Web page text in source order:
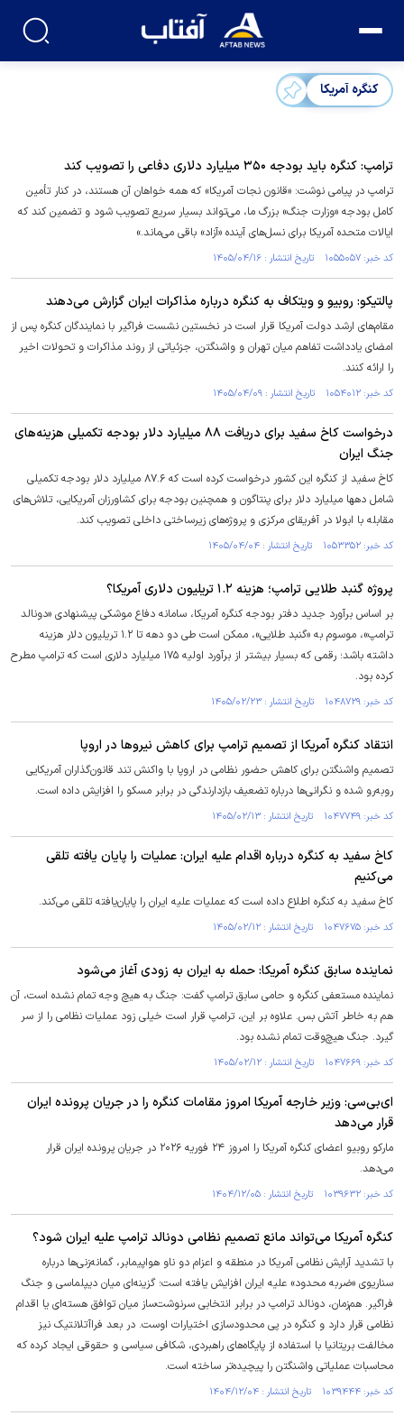
کنگره آمریکا
ترامپ: کنگره باید بودجه ۳۵۰ میلیارد دلاری دفاعی را تصویب کند
ترامپ در پیامی نوشت: «قانون نجات آمریکا» که همه خواهان آن هستند، در کنار تأمین
کامل بودجه «وزارت جنگ» بزرگ ما، می‌تواند بسیار سریع تصویب شود و تضمین کند که
ایالات متحده آمریکا برای نسل‌های آینده «آزاد» باقی می‌ماند.»
کد خبر: ۱۰۵۵۰۵۷ تاریخ انتشار : ۱۴۰۵/۰۴/۱۶
پالتیکو: روبیو و ویتکاف به کنگره درباره مذاکرات ایران گزارش می‌دهند
مقام‌های ارشد دولت آمریکا قرار است در نخستین نشست فراگیر با نمایندگان کنگره پس از
امضای یادداشت تفاهم میان تهران و واشنگتن، جزئیاتی از روند مذاکرات و تحولات اخیر
را ارائه کنند.
کد خبر: ۱۰۵۴۰۱۲ تاریخ انتشار : ۱۴۰۵/۰۴/۰۹
درخواست کاخ سفید برای دریافت ۸۸ میلیارد دلار بودجه تکمیلی هزینه‌های
جنگ ایران
کاخ سفید از کنگره این کشور درخواست کرده است که ۸۷.۶ میلیارد دلار بودجه تکمیلی
شامل دهها میلیارد دلار برای پنتاگون و همچنین بودجه برای کشاورزان آمریکایی، تلاش‌های
مقابله با ابولا در آفریقای مرکزی و پروژه‌های زیرساختی داخلی تصویب کند.
کد خبر: ۱۰۵۳۳۵۲ تاریخ انتشار : ۱۴۰۵/۰۴/۰۴
پروژه گنبد طلایی ترامپ؛ هزینه ۱.۲ تریلیون دلاری آمریکا؟
بر اساس برآورد جدید دفتر بودجه کنگره آمریکا، سامانه دفاع موشکی پیشنهادی «دونالد
ترامپ»، موسوم به «گنبد طلایی»، ممکن است طی دو دهه تا ۱.۲ تریلیون دلار هزینه
داشته باشد؛ رقمی که بسیار بیشتر از برآورد اولیه ۱۷۵ میلیارد دلاری است که ترامپ مطرح
کرده بود.
کد خبر: ۱۰۴۸۷۲۹ تاریخ انتشار : ۱۴۰۵/۰۲/۲۳
انتقاد کنگره آمریکا از تصمیم ترامپ برای کاهش نیروها در اروپا
تصمیم واشنگتن برای کاهش حضور نظامی در اروپا با واکنش تند قانون‌گذاران آمریکایی
روبه‌رو شده و نگرانی‌ها درباره تضعیف بازدارندگی در برابر مسکو را افزایش داده است.
کد خبر: ۱۰۴۷۷۴۹ تاریخ انتشار : ۱۴۰۵/۰۲/۱۳
کاخ سفید به کنگره درباره اقدام علیه ایران: عملیات را پایان یافته تلقی
می‌کنیم
کاخ سفید به کنگره اطلاع داده است که عملیات علیه ایران را پایان‌یافته تلقی می‌کند.
کد خبر: ۱۰۴۷۶۷۵ تاریخ انتشار : ۱۴۰۵/۰۲/۱۲
نماینده سابق کنگره آمریکا: حمله به ایران به زودی آغاز می‌شود
نماینده مستعفی کنگره و حامی سابق ترامپ گفت: جنگ به هیچ وجه تمام نشده است، آن
هم به خاطر آتش بس. علاوه بر این، ترامپ قرار است خیلی زود عملیات نظامی را از سر
گیرد. جنگ هیچ‌وقت تمام نشده بود.
کد خبر: ۱۰۴۷۶۶۹ تاریخ انتشار : ۱۴۰۵/۰۲/۱۲
ای‌بی‌سی: وزیر خارجه آمریکا امروز مقامات کنگره را در جریان پرونده ایران
قرار می‌دهد
مارکو روبیو اعضای کنگره آمریکا را امروز ۲۴ فوریه ۲۰۲۶ در جریان پرونده ایران قرار
می‌دهد.
کد خبر: ۱۰۳۹۶۳۲ تاریخ انتشار : ۱۴۰۴/۱۲/۰۵
کنگره آمریکا می‌تواند مانع تصمیم نظامی دونالد ترامپ علیه ایران شود؟
با تشدید آرایش نظامی آمریکا در منطقه و اعزام دو ناو هواپیمابر، گمانه‌زنی‌ها درباره
سناریوی «ضربه محدود» علیه ایران افزایش یافته است؛ گزینه‌ای میان دیپلماسی و جنگ
فراگیر. هم‌زمان، دونالد ترامپ در برابر انتخابی سرنوشت‌ساز میان توافق هسته‌ای یا اقدام
نظامی قرار دارد و کنگره در پی محدودسازی اختیارات اوست. در بعد فراآتلانتیک نیز
مخالفت بریتانیا با استفاده از پایگاه‌های راهبردی، شکافی سیاسی و حقوقی ایجاد کرده که
محاسبات عملیاتی واشنگتن را پیچیده‌تر ساخته است.
کد خبر: ۱۰۳۹۴۴۴ تاریخ انتشار : ۱۴۰۴/۱۲/۰۴